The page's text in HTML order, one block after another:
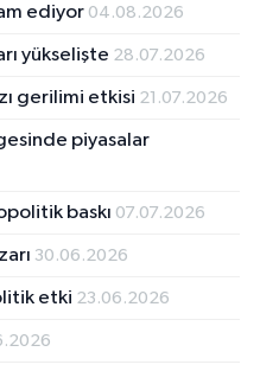
ediyor 04.08.2026
yükselişte 28.07.2026
gerilimi etkisi 21.07.2026
piyasalar
baskı 07.07.2026
30.06.2026
etki 23.06.2026